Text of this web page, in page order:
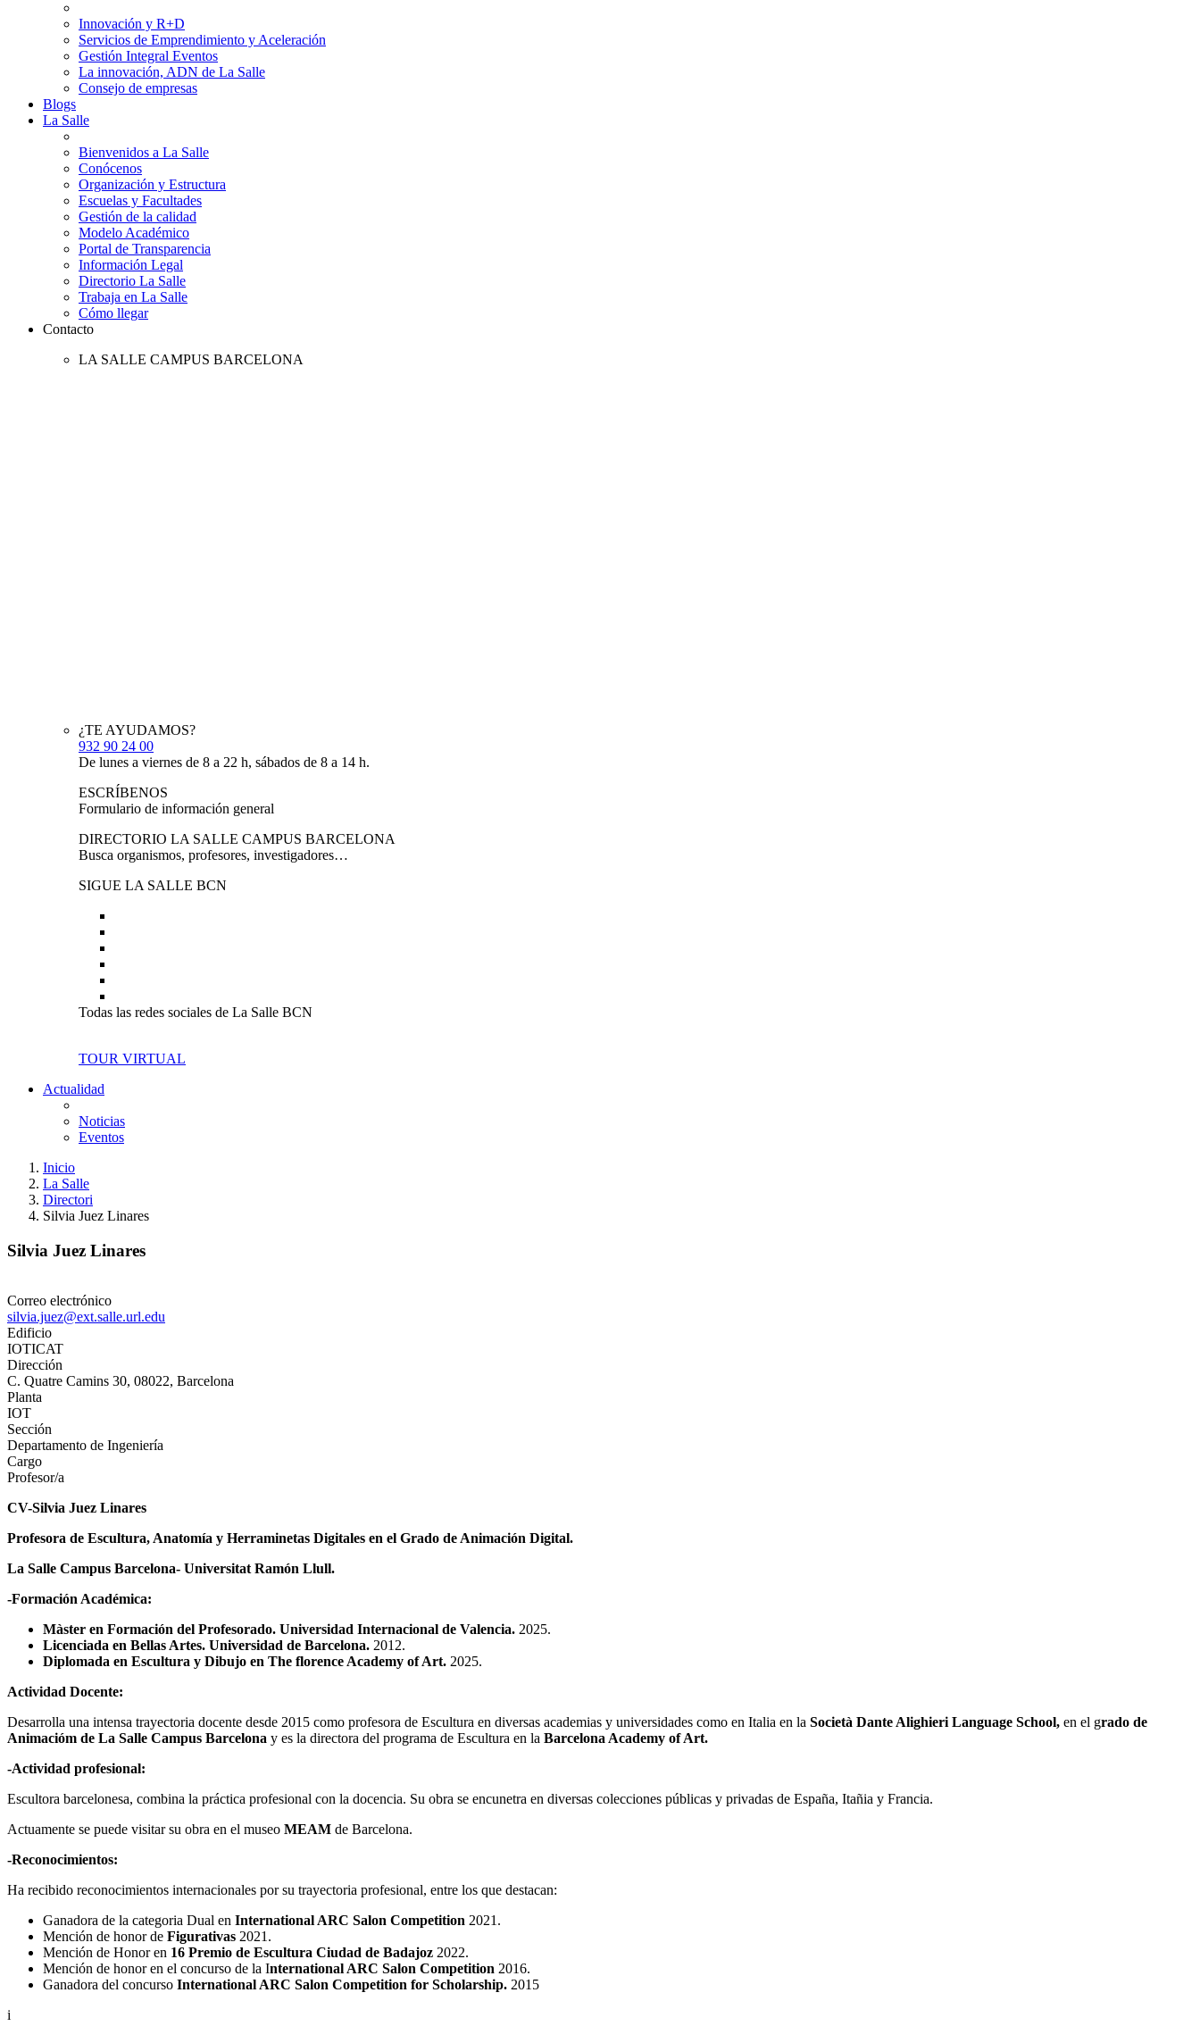
Innovación y R+D
Servicios de Emprendimiento y Aceleración
Gestión Integral Eventos
La innovación, ADN de La Salle
Consejo de empresas
Blogs
La Salle
Bienvenidos a La Salle
Conócenos
Organización y Estructura
Escuelas y Facultades
Gestión de la calidad
Modelo Académico
Portal de Transparencia
Información Legal
Directorio La Salle
Trabaja en La Salle
Cómo llegar
Contacto
LA SALLE CAMPUS BARCELONA
¿TE AYUDAMOS?
932 90 24 00
De lunes a viernes de 8 a 22 h, sábados de 8 a 14 h.
ESCRÍBENOS
Formulario de información general
DIRECTORIO LA SALLE CAMPUS BARCELONA
Busca organismos, profesores, investigadores…
SIGUE LA SALLE BCN
Todas las redes sociales de La Salle BCN
TOUR VIRTUAL
Actualidad
Noticias
Eventos
Inicio
La Salle
Directori
Silvia Juez Linares
Silvia Juez Linares
Correo electrónico
silvia.juez@ext.salle.url.edu
Edificio
IOTICAT
Dirección
C. Quatre Camins 30, 08022, Barcelona
Planta
IOT
Sección
Departamento de Ingeniería
Cargo
Profesor/a
CV-Silvia Juez Linares
Profesora de Escultura, Anatomía y Herraminetas Digitales en el Grado de Animación Digital.
La Salle Campus Barcelona- Universitat Ramón Llull.
-Formación Académica:
Màster en Formación del Profesorado. Universidad Internacional de Valencia. 2025.
Licenciada en Bellas Artes. Universidad de Barcelona. 2012.
Diplomada en Escultura y Dibujo en The florence Academy of Art. 2025.
Actividad Docente:
Desarrolla una intensa trayectoria docente desde 2015 como profesora de Escultura en diversas academias y universidades como en Italia en la Società Dante Alighieri Language School, en el grado de
Animacióm de La Salle Campus Barcelona y es la directora del programa de Escultura en la Barcelona Academy of Art.
-Actividad profesional:
Escultora barcelonesa, combina la práctica profesional con la docencia. Su obra se encunetra en diversas colecciones públicas y privadas de España, Itañia y Francia.
Actuamente se puede visitar su obra en el museo MEAM de Barcelona.
-Reconocimientos:
Ha recibido reconocimientos internacionales por su trayectoria profesional, entre los que destacan:
Ganadora de la categoria Dual en International ARC Salon Competition 2021.
Mención de honor de Figurativas 2021.
Mención de Honor en 16 Premio de Escultura Ciudad de Badajoz 2022.
Mención de honor en el concurso de la International ARC Salon Competition 2016.
Ganadora del concurso International ARC Salon Competition for Scholarship. 2015
i